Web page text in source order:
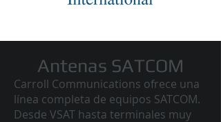
Antenas SATCOM
Carroll Communications ofrece una
línea completa de equipos SATCOM.
Desde VSAT hasta terminales muy